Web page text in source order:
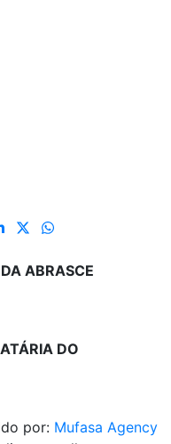
ABRASCE
DO
por: Mufasa Agency